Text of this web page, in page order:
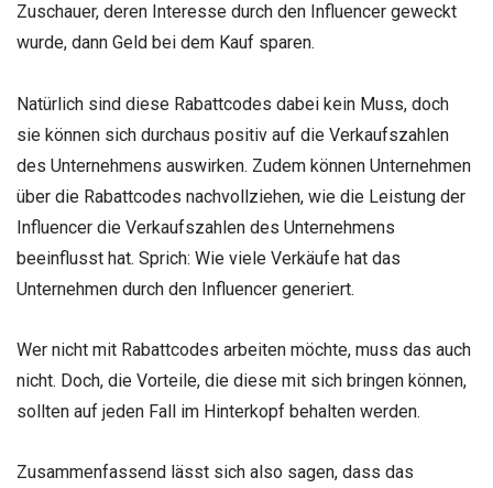
Zuschauer, deren Interesse durch den Influencer geweckt
wurde, dann Geld bei dem Kauf sparen.
Natürlich sind diese Rabattcodes dabei kein Muss, doch
sie können sich durchaus positiv auf die Verkaufszahlen
des Unternehmens auswirken. Zudem können Unternehmen
über die Rabattcodes nachvollziehen, wie die Leistung der
Influencer die Verkaufszahlen des Unternehmens
beeinflusst hat. Sprich: Wie viele Verkäufe hat das
Unternehmen durch den Influencer generiert.
Wer nicht mit Rabattcodes arbeiten möchte, muss das auch
nicht. Doch, die Vorteile, die diese mit sich bringen können,
sollten auf jeden Fall im Hinterkopf behalten werden.
Zusammenfassend lässt sich also sagen, dass das